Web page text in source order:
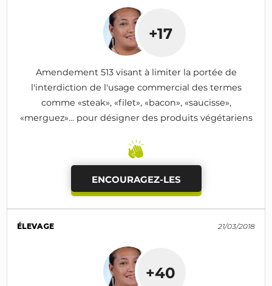
+17
Amendement 513 visant à limiter la portée de
l'interdiction de l'usage commercial des termes
comme «steak», «filet», «bacon», «saucisse»,
«merguez»... pour désigner des produits végétariens
ENCOURAGEZ-LES
ÉLEVAGE 21/03/2018
+40